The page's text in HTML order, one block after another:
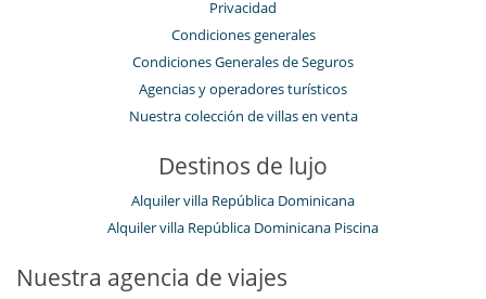
Privacidad
Condiciones generales
Condiciones Generales de Seguros
Agencias y operadores turísticos
Nuestra colección de villas en venta
Destinos de lujo
Alquiler villa República Dominicana
Alquiler villa República Dominicana Piscina
Nuestra agencia de viajes